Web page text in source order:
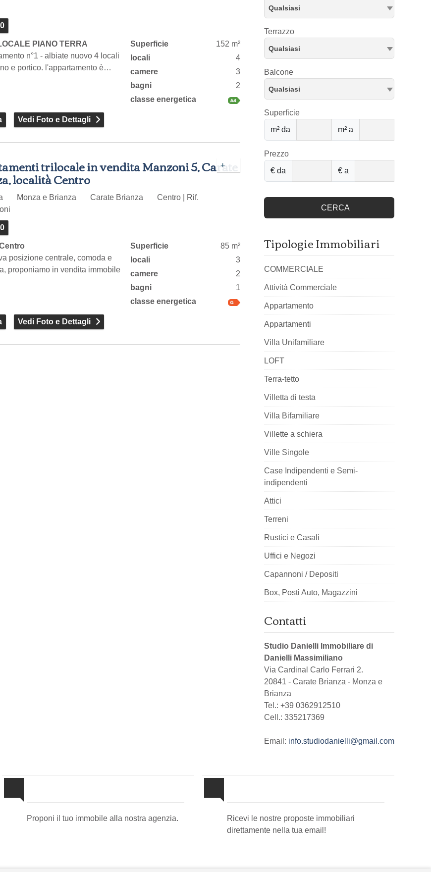
PIANO TERRA
n°1 - albiate nuovo 4 locali
e portico. l'appartamento è…
Superficie
152 m²
locali
4
camere
3
bagni
2
classe energetica
Vedi Foto e Dettagli
+
trilocale in vendita Manzoni 5, Carate
località Centro
Monza e Brianza Carate Brianza
Centro | Rif.
posizione centrale, comoda e
proponiamo in vendita immobile
Superficie
85 m²
locali
3
camere
2
bagni
1
classe energetica
Vedi Foto e Dettagli
Qualsiasi
Terrazzo
Qualsiasi
Balcone
Qualsiasi
Superficie
m² da
m² a
Prezzo
€ da
€ a
CERCA
Tipologie Immobiliari
COMMERCIALE
Attività Commerciale
Appartamento
Appartamenti
Villa Unifamiliare
LOFT
Terra-tetto
Villetta di testa
Villa Bifamiliare
Villette a schiera
Ville Singole
Case Indipendenti e Semi-
indipendenti
Attici
Terreni
Rustici e Casali
Uffici e Negozi
Capannoni / Depositi
Box, Posti Auto, Magazzini
Contatti
Studio Danielli Immobiliare di
Danielli Massimiliano
Via Cardinal Carlo Ferrari 2.
20841 - Carate Brianza - Monza e
Brianza
Tel.: +39 0362912510
Cell.: 335217369
Email: info.studiodanielli@gmail.com
Proponi il tuo immobile alla nostra agenzia.
Ricevi le nostre proposte immobiliari
direttamente nella tua email!